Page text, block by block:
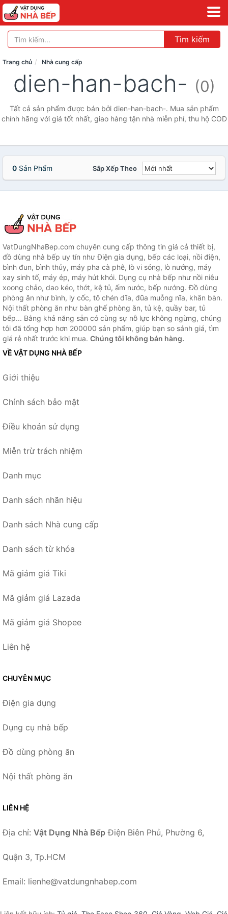
Tìm kiếm
Trang chủ Nhà cung cấp
dien-han-bach- (0)
Tất cả sản phẩm được bán bởi dien-han-bach-. Mua sản phẩm
chính hãng với giá tốt nhất, giao hàng tận nhà miễn phí, thu hộ COD
0 Sản Phẩm Sắp Xếp Theo
VatDungNhaBep.com chuyên cung cấp thông tin giá cả thiết bị,
đồ dùng nhà bếp uy tín như Điện gia dụng, bếp các loại, nồi điện,
bình đun, bình thủy, máy pha cà phê, lò vi sóng, lò nướng, máy
xay sinh tố, máy ép, máy hút khói. Dụng cụ nhà bếp như nồi niêu
xoong chảo, dao kéo, thớt, kệ tủ, ấm nước, bếp nướng. Đồ dùng
phòng ăn như bình, ly cốc, tô chén dĩa, đũa muỗng nĩa, khăn bàn.
Nội thất phòng ăn như bàn ghế phòng ăn, tủ kệ, quầy bar, tủ
bếp... Bằng khả năng sẵn có cùng sự nỗ lực không ngừng, chúng
tôi đã tổng hợp hơn 200000 sản phẩm, giúp bạn so sánh giá, tìm
giá rẻ nhất trước khi mua. Chúng tôi không bán hàng.
VỀ VẬT DỤNG NHÀ BẾP
Giới thiệu
Chính sách bảo mật
Điều khoản sử dụng
Miễn trừ trách nhiệm
Danh mục
Danh sách nhãn hiệu
Danh sách Nhà cung cấp
Danh sách từ khóa
Mã giảm giá Tiki
Mã giảm giá Lazada
Mã giảm giá Shopee
Liên hệ
CHUYÊN MỤC
Điện gia dụng
Dụng cụ nhà bếp
Đồ dùng phòng ăn
Nội thất phòng ăn
LIÊN HỆ
Địa chỉ: Vật Dụng Nhà Bếp Điện Biên Phủ, Phường 6,
Quận 3, Tp.HCM
Email: lienhe@vatdungnhabep.com